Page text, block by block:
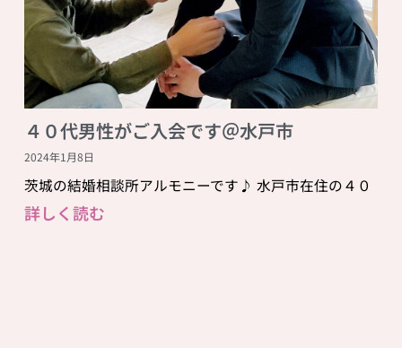
４０代男性がご入会です＠水戸市
2024年1月8日
茨城の結婚相談所アルモニーです♪ 水戸市在住の４０
詳しく読む